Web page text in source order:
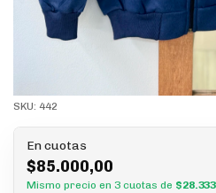
SKU: 442
En cuotas
$85.000,00
Mismo precio en 3 cuotas de